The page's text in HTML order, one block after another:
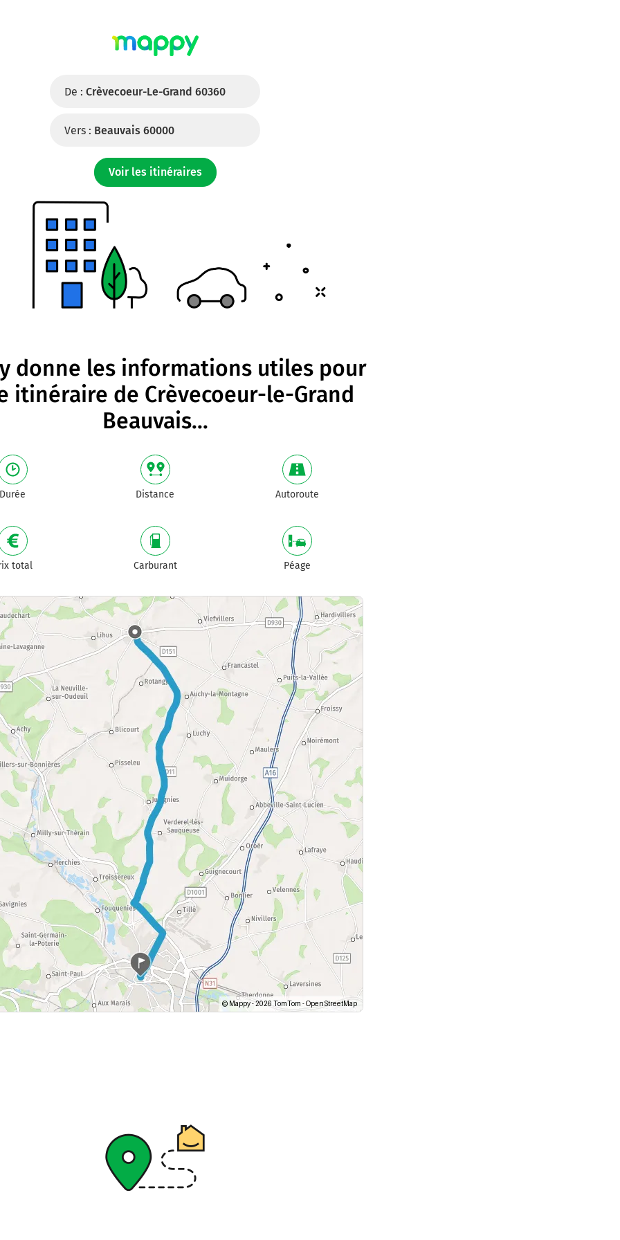
De : Crèvecoeur-Le-Grand 60360
Vers : Beauvais 60000
Voir les itinéraires
donne les informations utiles pour
itinéraire de Crèvecoeur-le-Grand
Beauvais...
Durée Distance Autoroute
total Carburant Péage